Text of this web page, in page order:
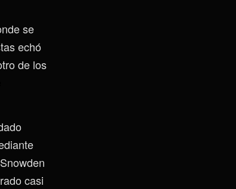
se
echó
de los
casi